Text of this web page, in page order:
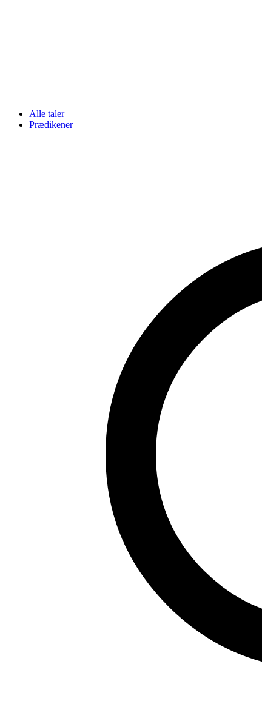
Alle taler
Prædikener